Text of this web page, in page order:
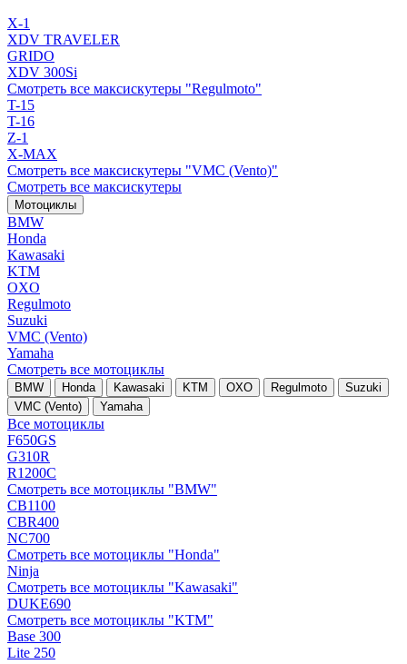
X-1
XDV TRAVELER
GRIDO
XDV 300Si
Смотреть все максискутеры "Regulmoto"
T-15
T-16
Z-1
X-MAX
Смотреть все максискутеры "VMC (Vento)"
Смотреть все максискутеры
Мотоциклы
BMW
Honda
Kawasaki
KTM
OXO
Regulmoto
Suzuki
VMC (Vento)
Yamaha
Смотреть все мотоциклы
BMW Honda Kawasaki KTM OXO Regulmoto
Suzuki
VMC (Vento)
Yamaha
Все мотоциклы
F650GS
G310R
R1200C
Смотреть все мотоциклы "BMW"
CB1100
CBR400
NC700
Смотреть все мотоциклы "Honda"
Ninja
Смотреть все мотоциклы "Kawasaki"
DUKE690
Смотреть все мотоциклы "KTM"
Base 300
Lite 250